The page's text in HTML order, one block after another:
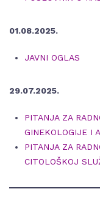
01.08.2025.
JAVNI OGLAS
29.07.2025.
PITANJA ZA
GINEKOLOGIJE I
PITANJA ZA
CITOLOŠKOJ